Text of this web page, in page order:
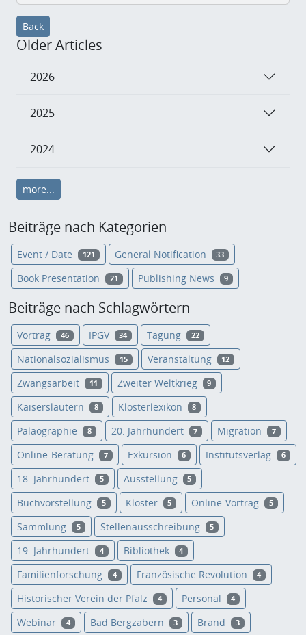
Back
Older Articles
2026
2025
2024
more...
Beiträge nach Kategorien
Event / Date 121 General Notification 33
Book Presentation 21 Publishing News 9
Beiträge nach Schlagwörtern
Vortrag 46 IPGV 34 Tagung 22
Nationalsozialismus 15 Veranstaltung 12
Zwangsarbeit 11 Zweiter Weltkrieg 9
Kaiserslautern 8 Klosterlexikon 8
Paläographie 8 20. Jahrhundert 7 Migration 7
Online-Beratung 7 Exkursion 6 Institutsverlag 6
18. Jahrhundert 5 Ausstellung 5
Buchvorstellung 5 Kloster 5 Online-Vortrag 5
Sammlung 5 Stellenausschreibung 5
19. Jahrhundert 4 Bibliothek 4
Familienforschung 4 Französische Revolution 4
Historischer Verein der Pfalz 4 Personal 4
Webinar 4 Bad Bergzabern 3 Brand 3